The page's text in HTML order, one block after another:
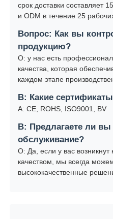
срок доставки составляет
и ODM в течение 25
Вопрос: Как вы
продукцию?
О: у нас есть
качества, которая
каждом этапе
В: Какие
А: CE, ROHS, ISO9001, BV
В: Предлагаете ли
обслуживание?
О: Да, если у вас
качеством, мы всегда
высококачественные